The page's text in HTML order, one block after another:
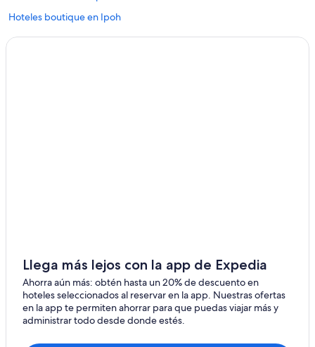
Hoteles boutique en Ipoh
Hoteles con parque acuático en Ipoh
Hoteles en Falim
Hoteles de Independent en Hulu Kinta
Hoteles en Kampung Bekor
Llega más lejos con la app de Expedia
Ahorra aún más: obtén hasta un 20% de descuento en
hoteles seleccionados al reservar en la app. Nuestras ofertas
en la app te permiten ahorrar para que puedas viajar más y
administrar todo desde donde estés.